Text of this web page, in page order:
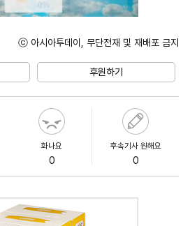
ⓒ 아시아투데이, 무단전재 및 재배포 금지
후원하기
화나요
0
후속기사 원해요
0